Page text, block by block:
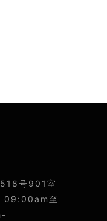
号901室
09:00am至